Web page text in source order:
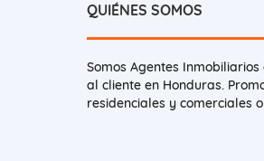
QUIÉNES SOMOS
Somos Agentes
al cliente en Honduras.
residenciales y comerciales